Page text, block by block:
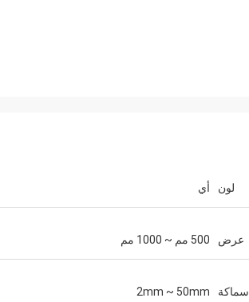
Mr. jone
لون أي
عرض 500 مم ~ 1000 مم
سماكة 2mm ~ 50mm